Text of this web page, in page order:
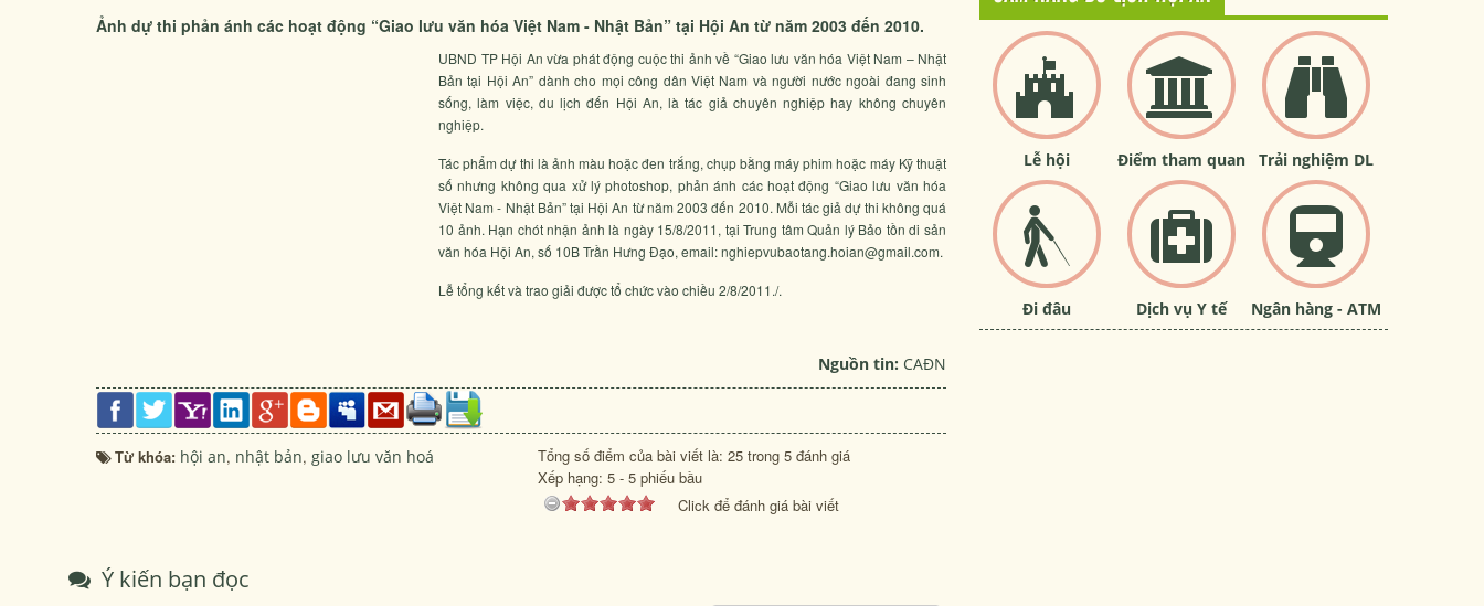
Ảnh dự thi phản ánh các hoạt động “Giao lưu văn hóa Việt Nam - Nhật Bản” tại Hội An từ năm 2003 đến 2010.
UBND TP Hội An vừa phát động cuộc thi ảnh về “Giao lưu văn hóa Việt Nam – Nhật
Bản tại Hội An” dành cho mọi công dân Việt Nam và người nước ngoài đang sinh
sống, làm việc, du lịch đến Hội An, là tác giả chuyên nghiệp hay không chuyên
nghiệp.
Tác phẩm dự thi là ảnh màu hoặc đen trắng, chụp bằng máy phim hoặc máy Kỹ thuật
số nhưng không qua xử lý photoshop, phản ánh các hoạt động “Giao lưu văn hóa
Việt Nam - Nhật Bản” tại Hội An từ năm 2003 đến 2010. Mỗi tác giả dự thi không quá
10 ảnh. Hạn chót nhận ảnh là ngày 15/8/2011, tại Trung tâm Quản lý Bảo tồn di sản
văn hóa Hội An, số 10B Trần Hưng Đạo, email: nghiepvubaotang.hoian@gmail.com.
Lễ tổng kết và trao giải được tổ chức vào chiều 2/8/2011./.
Nguồn tin: CAĐN
Từ khóa: hội an, nhật bản, giao lưu văn hoá
Tổng số điểm của bài viết là: 25 trong 5 đánh giá
Xếp hạng: 5 - 5 phiếu bầu
Click để đánh giá bài viết
Ý kiến bạn đọc
Lễ hội Điểm tham quan Trải nghiệm DL
Đi đâu Dịch vụ Y tế Ngân hàng - ATM